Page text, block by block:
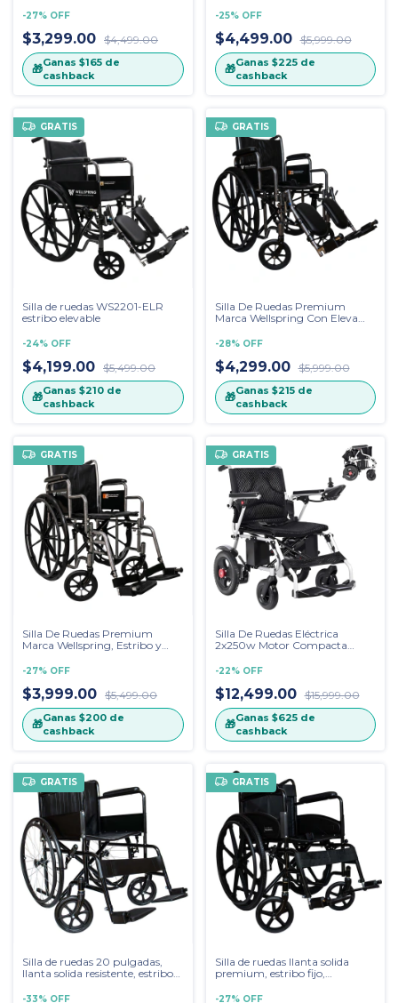
-27% OFF
$3,299.00 $4,499.00
🎁Ganas $165 de
cashback
carbono con amortiguadores
-25% OFF
$4,499.00 $5,999.00
🎁Ganas $225de
cashback
GRATIS
Silla de ruedas WS2201-ELR
estribo elevable
-24% OFF
$4,199.00 $5,499.00
🎁Ganas $210 de
cashback
GRATIS
Silla De Ruedas Premium
Marca Wellspring Con Eleva
-28% OFF
$4,299.00 $5,999.00
🎁Ganas $215de
cashback
GRATIS
Silla De Ruedas Premium
Marca Wellspring, Estribo y
Desmontables
-27% OFF
$3,999.00 $5,499.00
🎁Ganas $200 de
cashback
GRATIS
Silla De Ruedas Eléctrica
2x250w Motor Compacta
-22% OFF
$12,499.00 $15,999.00
🎁Ganas $625de
cashback
GRATIS
Silla de ruedas 20 pulgadas,
llanta solida resistente, estribo
-33% OFF
GRATIS
Silla de ruedas llanta solida
premium, estribo fijo,
-27% OFF